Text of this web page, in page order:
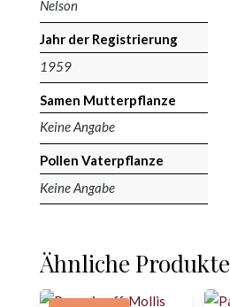
Nelson
Jahr der Registrierung
1959
Samen Mutterpflanze
Keine Angabe
Pollen Vaterpflanze
Keine Angabe
Ähnliche Produkte